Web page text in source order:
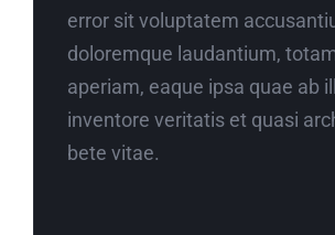
error sit voluptatem
doloremque laudantium,
aperiam, eaque ipsa quae ab
inventore veritatis et quasi
bete vitae.